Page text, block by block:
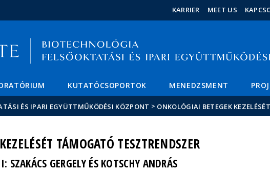
KARRIER MEET US
KUTATÓCSOPORTOK MENEDZSMENT
ÉS IPARI EGYÜTTMŰKÖDÉSI KÖZPONT > ONKOLÓGIAI BETEGEK
TÁMOGATÓ TESZTRENDSZER
SZAKÁCS GERGELY ÉS KOTSCHY ANDRÁS